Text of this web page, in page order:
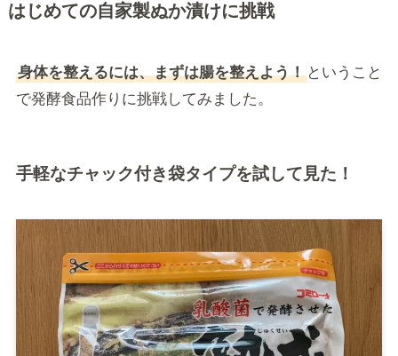
はじめての自家製ぬか漬けに挑戦
身体を整えるには、まずは腸を整えよう！ということ
で発酵食品作りに挑戦してみました。
手軽なチャック付き袋タイプを試して見た！